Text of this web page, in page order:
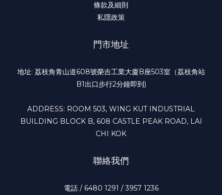
條款及細則
私隱政策
門市地址
地址: 荔枝角青山道608號榮吉工業大廈B座503室（荔枝角站
B1出口步行2分鐘即到)
ADDRESS: ROOM 503, WING KUT INDUSTRIAL
BUILDING BLOCK B, 608 CASTLE PEAK ROAD, LAI
CHI KOK
聯絡我們
電話 / 6480 1291 / 3957 1236